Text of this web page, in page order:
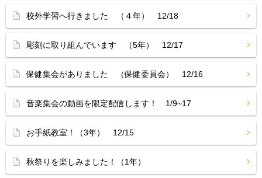
校外学習へ行きました （４年） 12/18
彫刻に取り組んでいます （5年） 12/17
保健集会がありました （保健委員会） 12/16
音楽集会の動画を限定配信します！ 1/9~17
お手紙教室！（3年） 12/15
秋祭りを楽しみました！（1年）